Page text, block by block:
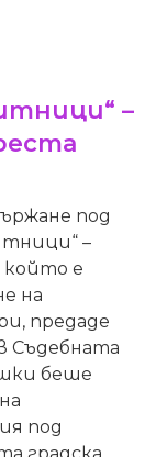
–
под
–
който е
на
предаде
Съдебната
беше
под